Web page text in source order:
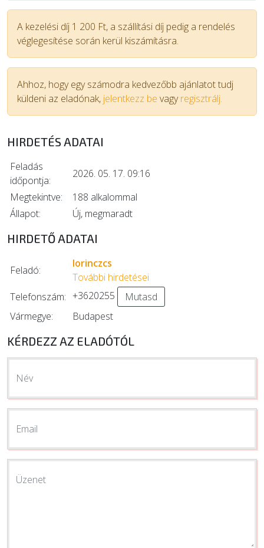
A kezelési díj 1 200 Ft, a szállítási díj pedig a rendelés
véglegesítése során kerül kiszámításra.
Ahhoz, hogy egy számodra kedvezőbb ajánlatot tudj
küldeni az eladónak, jelentkezz be vagyregisztrálj.
HIRDETÉS ADATAI
Feladás
időpontja:
2026. 05. 17. 09:16
Megtekintve:
188 alkalommal
Állapot:
Új, megmaradt
HIRDETŐ ADATAI
Feladó:
lorinczcs
További hirdetései
Telefonszám: +3620255
Mutasd
Vármegye:
Budapest
KÉRDEZZ AZ ELADÓTÓL
Név
Email
Üzenet